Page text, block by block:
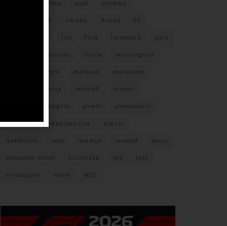
anteprima audi brembo
caratteristiche citroen ducati F1
fiat ford formula E gara
hyundai imola lamborghini
libere mclaren mercedes
monza motoGP nissan
peugeot pirelli pneumatici
porsche presentazione prezzi
qualifiche rally red bull renault sainz
sebastian vettel sicurezza sky test
verstappen vettel WEC